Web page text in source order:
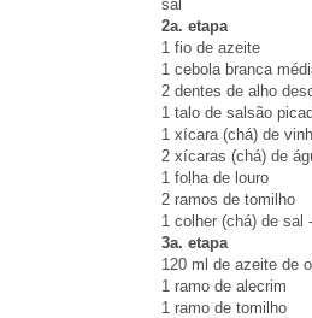
sal
2a. etapa
1 fio de azeite
1 cebola branca
2 dentes de alho
1 talo de salsão
1 xícara (chá) de
2 xícaras (chá) de
1 folha de louro
2 ramos de tomilho
1 colher (chá) de sal
3a. etapa
120 ml de azeite de
1 ramo de alecrim
1 ramo de tomilho